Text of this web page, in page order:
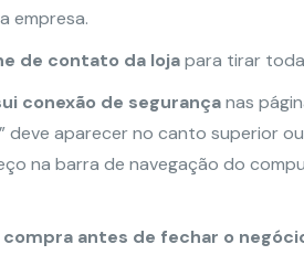
empresa.
de contato da lojapara tirar
conexão de segurançanas
deve aparecer no canto superior
na barra de navegação do
antes de fechar o